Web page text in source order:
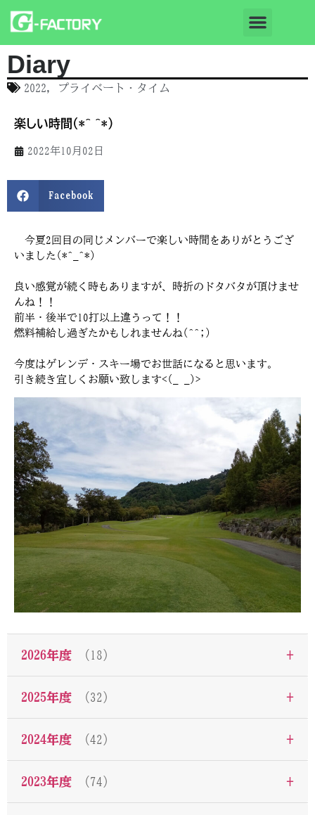
Diary
2022, プライベート・タイム
楽しい時間(*^_^*)
2022年10月02日
Facebook
今夏2回目の同じメンバーで楽しい時間をありがとうござ
いました(*^_^*)
良い感覚が続く時もありますが、時折のドタバタが頂けませ
んね！！
前半・後半で10打以上違うって！！
燃料補給し過ぎたかもしれませんね(^^;)
今度はゲレンデ・スキー場でお世話になると思います。
引き続き宜しくお願い致します<(_ _)>
2026年度 （18） +
2025年度 （32） +
2024年度 （42） +
2023年度 （74） +